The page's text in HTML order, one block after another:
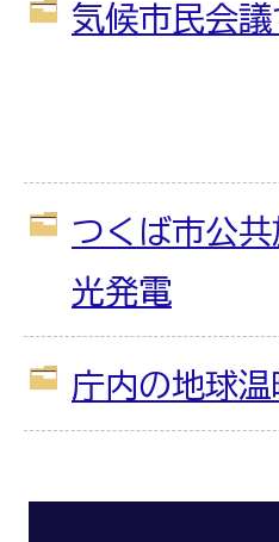
気候市民会
つくば市公
光発電
庁内の地球